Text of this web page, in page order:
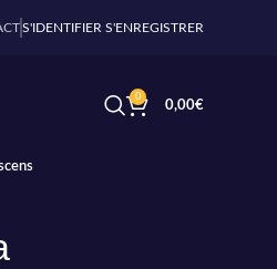
S'IDENTIFIER S'ENREGISTRER
0
0,00€